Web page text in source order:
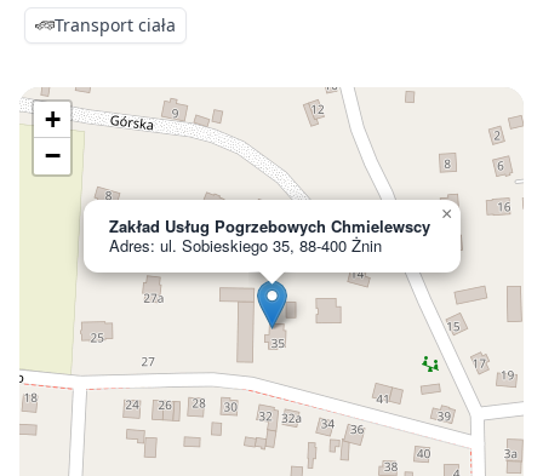
Transport ciała
Zakład Usług Pogrzebowych Chmielewscy
Adres: ul. Sobieskiego 35, 88-400 Żnin
×
+
−